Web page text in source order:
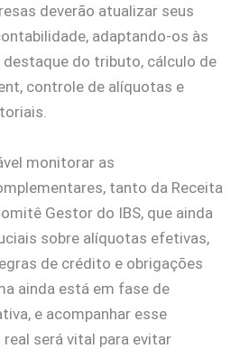
deverão atualizar seus
adaptando-os às
destaque do tributo, cálculo de
controle de alíquotas e
monitorar as
tanto da Receita
Gestor do IBS, que ainda
sobre alíquotas efetivas,
de crédito e obrigações
ainda está em fase de
e acompanhar esse
será vital para evitar